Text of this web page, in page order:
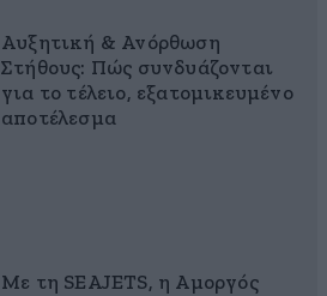
Αυξητική & Ανόρθωση
Στήθους: Πώς συνδυάζονται
για το τέλειο, εξατομικευμένο
αποτέλεσμα
Με τη SEAJETS, η Αμοργός